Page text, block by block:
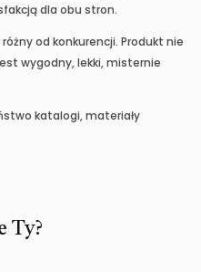
dla obu stron.
od konkurencji. Produkt nie
wygodny, lekki, misternie
katalogi, materiały
Ty?